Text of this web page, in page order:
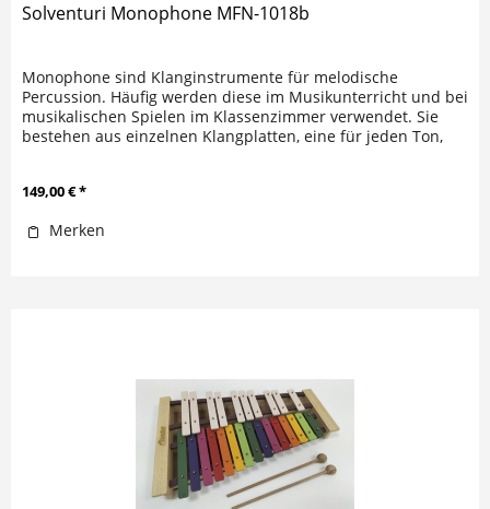
Solventuri Monophone MFN-1018b
Monophone sind Klanginstrumente für melodische
Percussion. Häufig werden diese im Musikunterricht und bei
musikalischen Spielen im Klassenzimmer verwendet. Sie
bestehen aus einzelnen Klangplatten, eine für jeden Ton,
149,00 € *
Merken